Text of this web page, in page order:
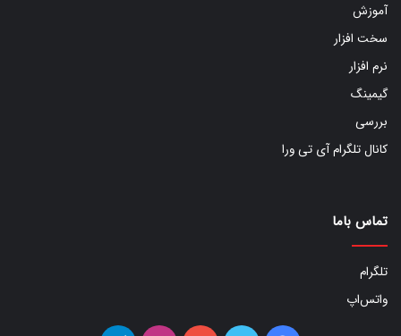
آموزش
سخت افزار
نرم افزار
گیمینگ
بررسی
کانال تلگرام آی تی ورا
تماس باما
تلگرام
واتس‌اپ